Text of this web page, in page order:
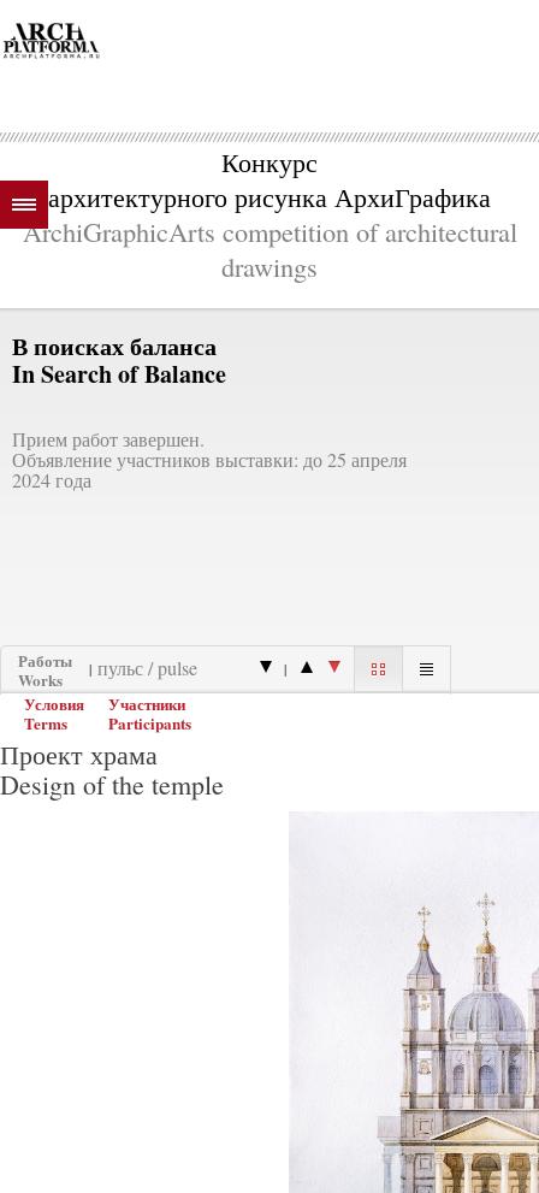
Конкурс
архитектурного рисунка АрхиГрафика
ArchiGraphicArts competition of architectural
drawings
В поисках баланса
In Search of Balance
Прием работ завершен.
Объявление участников выставки: до 25 апреля
2024 года
Работы
Works
| |
Условия
Terms
Участники
Participants
Проект храма
Design of the temple